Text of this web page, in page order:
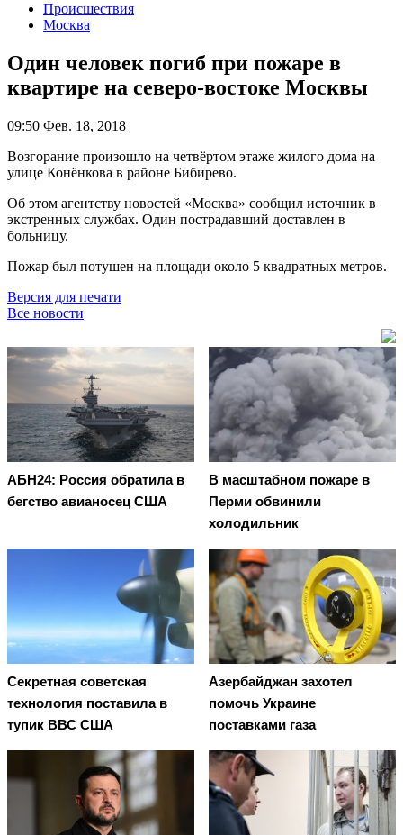
Происшествия
Москва
Один человек погиб при пожаре в
квартире на северо-востоке Москвы
09:50 Фев. 18, 2018
Возгорание произошло на четвёртом этаже жилого дома на
улице Конёнкова в районе Бибирево.
Об этом агентству новостей «Москва» сообщил источник в
экстренных службах. Один пострадавший доставлен в
больницу.
Пожар был потушен на площади около 5 квадратных метров.
Версия для печати
Все новости
АБН24: Россия обратила в
бегство авианосец США
В масштабном пожаре в
Перми обвинили
холодильник
Секретная советская
технология поставила в
тупик ВВС США
Азербайджан захотел
помочь Украине
поставками газа